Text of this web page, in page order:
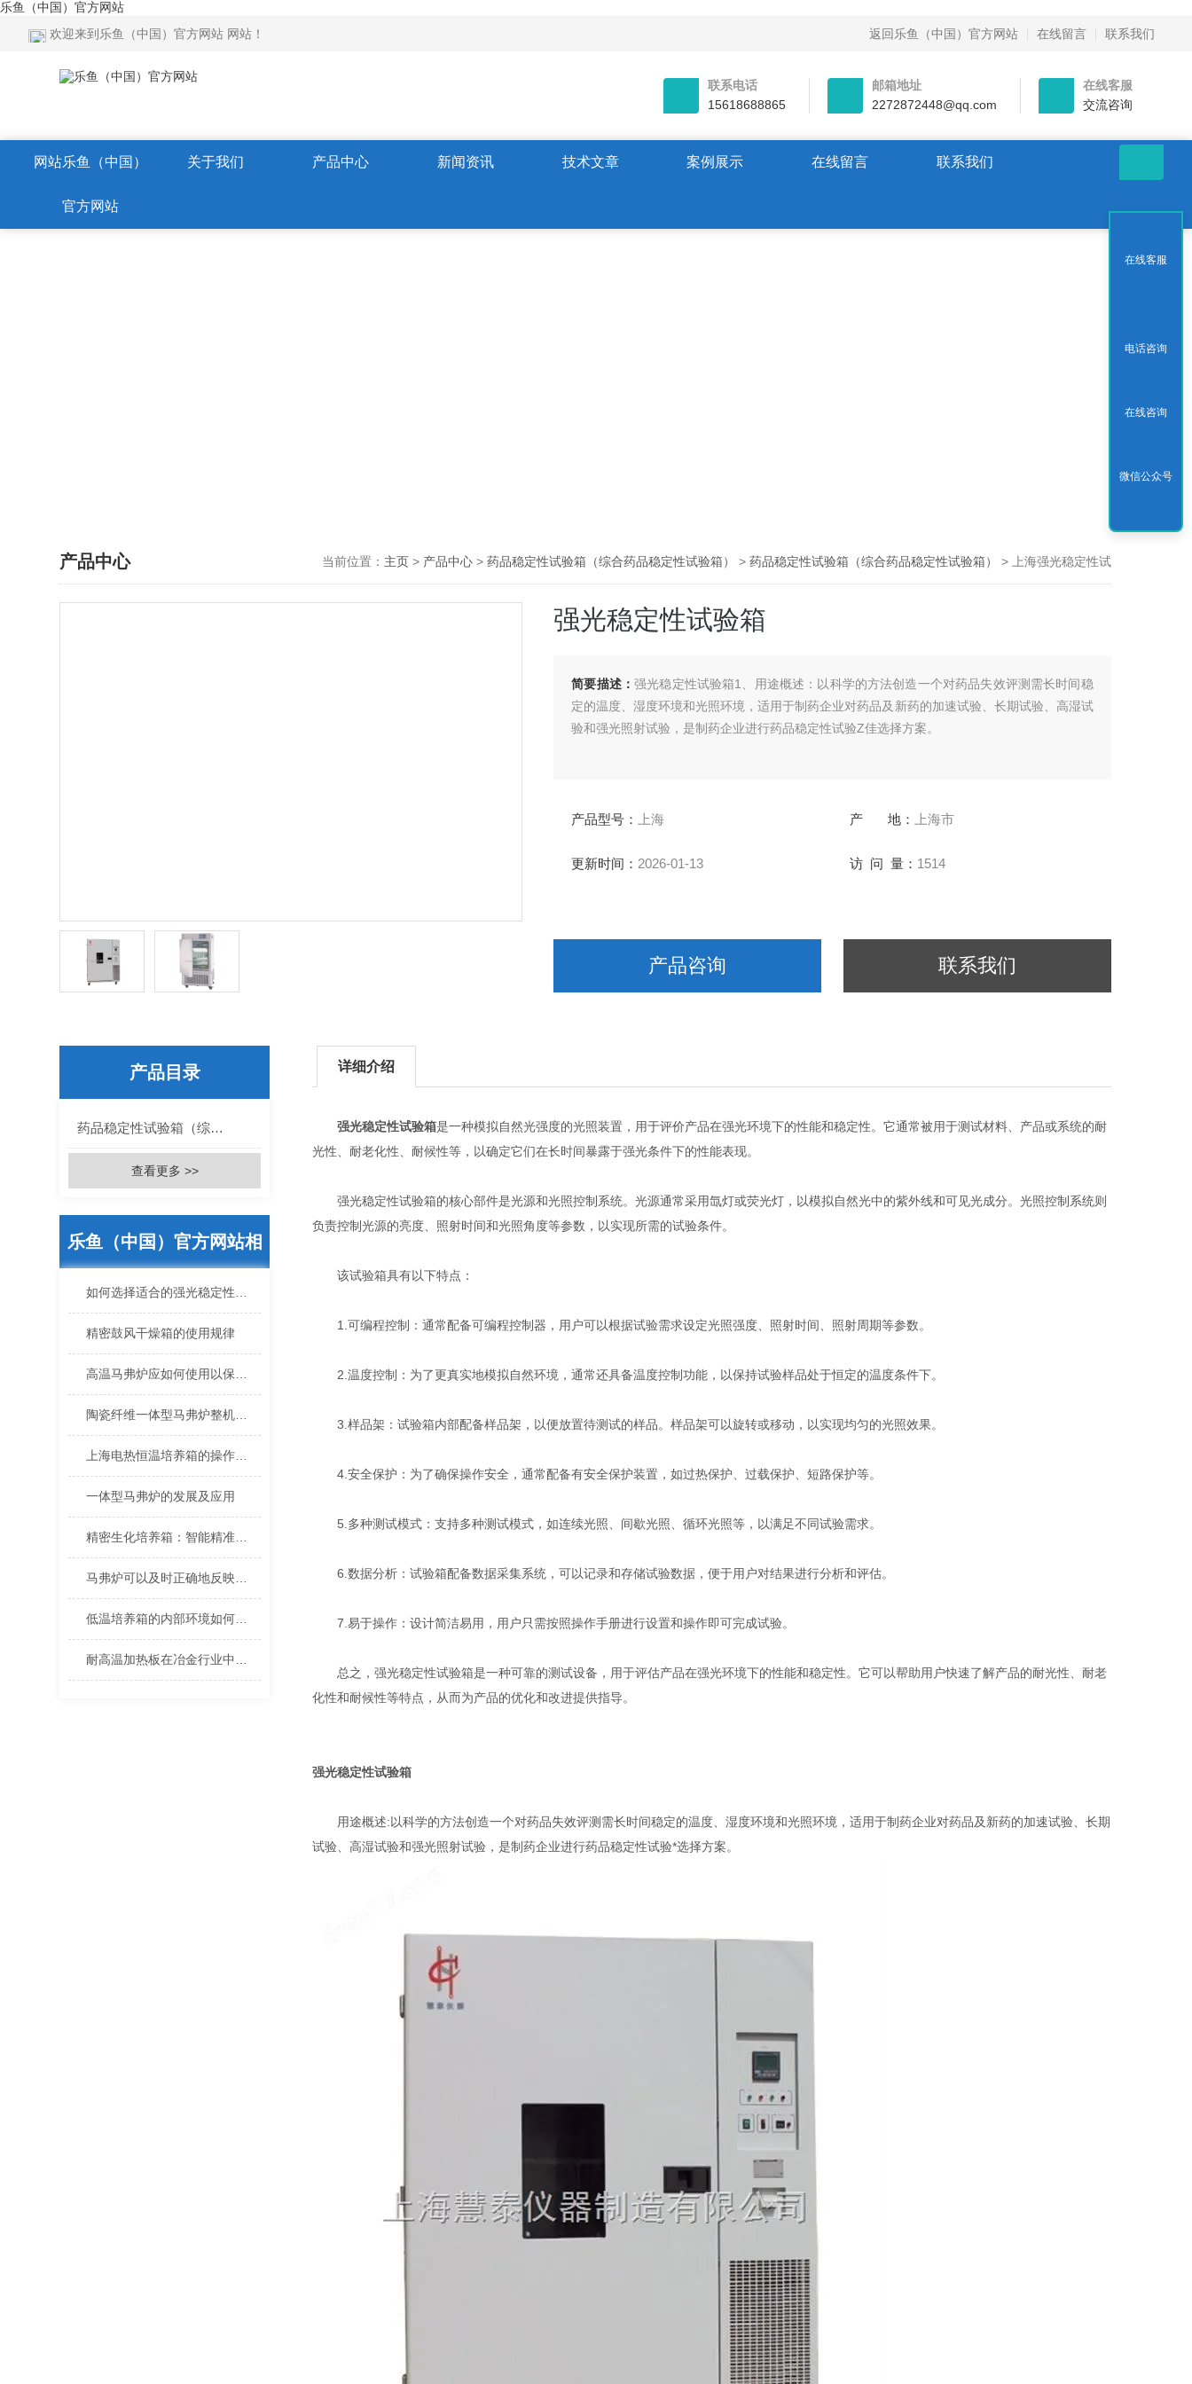
乐鱼（中国）官方网站
欢迎来到乐鱼（中国）官方网站 网站！
返回乐鱼（中国）官方网站 在线留言 联系我们
联系电话
15618688865
邮箱地址
2272872448@qq.com
在线客服
交流咨询
网站乐鱼（中国）
官方网站
关于我们 产品中心 新闻资讯 技术文章 案例展示 在线留言 联系我们
产品中心 当前位置： 主页 > 产品中心> 药品稳定性试验箱（综合药品稳定性试验箱） > 药品稳定性试验箱（综合药品稳定性试验箱） > 上海强光稳定性试
强光稳定性试验箱
简要描述：强光稳定性试验箱1、用途概述：以科学的方法创造一个对药品失效评测需长时间稳
定的温度、湿度环境和光照环境，适用于制药企业对药品及新药的加速试验、长期试验、高湿试
验和强光照射试验，是制药企业进行药品稳定性试验Z佳选择方案。
产品型号： 上海 产 地： 上海市
更新时间： 2026-01-13 访 问 量： 1514
产品咨询 联系我们
产品目录
药品稳定性试验箱（综合药品稳定性试验箱）
查看更多 >>
乐鱼（中国）官方网站相
关的文章
精密鼓风干燥箱的使用规律
一体型马弗炉的发展及应用
详细介绍
强光稳定性试验箱是一种模拟自然光强度的光照装置，用于评价产品在强光环境下的性能和稳定性。它通常被用于测试材料、产品或系统的耐
光性、耐老化性、耐候性等，以确定它们在长时间暴露于强光条件下的性能表现。
强光稳定性试验箱的核心部件是光源和光照控制系统。光源通常采用氙灯或荧光灯，以模拟自然光中的紫外线和可见光成分。光照控制系统则
负责控制光源的亮度、照射时间和光照角度等参数，以实现所需的试验条件。
该试验箱具有以下特点：
1.可编程控制：通常配备可编程控制器，用户可以根据试验需求设定光照强度、照射时间、照射周期等参数。
2.温度控制：为了更真实地模拟自然环境，通常还具备温度控制功能，以保持试验样品处于恒定的温度条件下。
3.样品架：试验箱内部配备样品架，以便放置待测试的样品。样品架可以旋转或移动，以实现均匀的光照效果。
4.安全保护：为了确保操作安全，通常配备有安全保护装置，如过热保护、过载保护、短路保护等。
5.多种测试模式：支持多种测试模式，如连续光照、间歇光照、循环光照等，以满足不同试验需求。
6.数据分析：试验箱配备数据采集系统，可以记录和存储试验数据，便于用户对结果进行分析和评估。
7.易于操作：设计简洁易用，用户只需按照操作手册进行设置和操作即可完成试验。
总之，强光稳定性试验箱是一种可靠的测试设备，用于评估产品在强光环境下的性能和稳定性。它可以帮助用户快速了解产品的耐光性、耐老
化性和耐候性等特点，从而为产品的优化和改进提供指导。
强光稳定性试验箱
用途概述:以科学的方法创造一个对药品失效评测需长时间稳定的温度、湿度环境和光照环境，适用于制药企业对药品及新药的加速试验、长期
试验、高湿试验和强光照射试验，是制药企业进行药品稳定性试验*选择方案。
在线客服
电话咨询
在线咨询
微信公众号